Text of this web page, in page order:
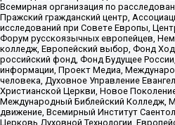
Всемирная организация по
Пражский гражданский центр,
исследований при Совете Европы,
Форум русскоязычных европейцев,
колледж, Европейский выбор, Фонд
российский фонд, Фонд Будущее
информации, Проект Медиа,
человека, Духовное Управление
Христианской Церкви, Новое
Международный Библейский Колледж,
движение, Всемирный Институт
Церковь Духовной Технологии,